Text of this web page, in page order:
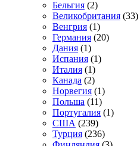
Бельгия (2)
Великобритания (33)
Венгрия (1)
Германия (20)
Дания (1)
Испания (1)
Италия (1)
Канада (2)
Норвегия (1)
Польша (11)
Португалия (1)
США (239)
Турция (236)